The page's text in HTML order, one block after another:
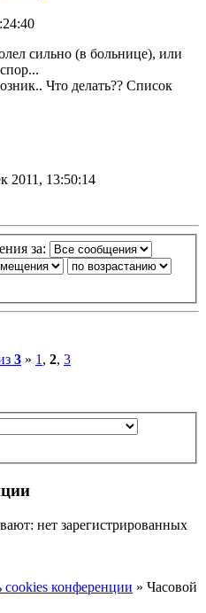
сильно (в больнице), или
Что делать?? Список
2011, 13:50:14
за:
3 » 1 , 2, 3
нет зарегистрированных
cookies конференции » Часовой